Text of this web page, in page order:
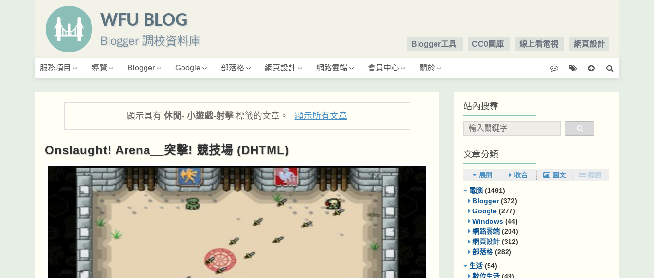
WFU BLOG
Blogger 調校資料庫 Blogger工具 CC0圖庫 線上看電視 網頁設計
服務項目 導覽 Blogger Google 部落格 網頁設計 網路雲端 會員中心 關於
顯示具有休閒- 小遊戲-射擊 標籤的文章。 顯示所有文章
Onslaught! Arena__突擊! 競技場 (DHTML)
站內搜尋
文章分類
展開 收合 圖文
標題
電腦 (1491)
Blogger(372)
Google (277)
Windows (44)
網路雲端 (204)
網頁設計 (312)
部落格(282)
生活 (54)
數位生活 (49)